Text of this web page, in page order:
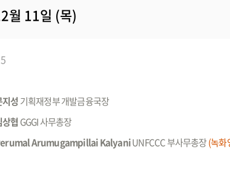
월 11일 (목)
지성기획재정부 개발금융국장
상협GGGI 사무총장
Arumugampillai KalyaniUNFCCC 부사무총장(녹화